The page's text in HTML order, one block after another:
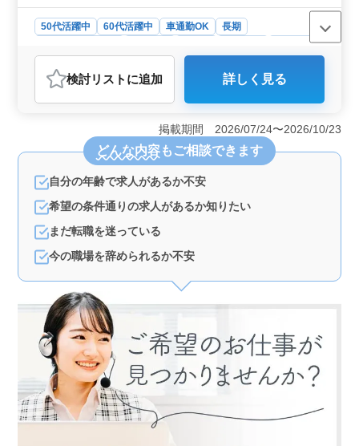
業です。
50代活躍中 60代活躍中 車通勤OK
長期
派遣社員
おすすめポイント
＜経験を活かせる環境＞ この求人では、フォークリフ
トの整備経験があるベテランメカニックを積極的に募集
しています。自動車整備士としての経験があれば年数は
問わず応募できるため、これまでのキャリアを活かして
即戦力として活躍できる環境です。ベテラン世代も多く
活躍中のため、経験豊富な方には特におすすめで
す。 ＜充実した待遇＞ 賞与が年2回、計2.95ヶ月分
支給されるほか、役職手当や資格手当などが充実してい
ます。また、転勤の際には最大30,000円の住宅手当が5年
手当も上限31,600円まで支給される点も魅力です。
整っており、残業も月平均20時間と少なめです。休日も
しっかり確保されており、日曜・祝日だけでなく、第2・
第3土曜日も休めるため、ワークライフバランスを重視し
たい方にも最適な職場です。
検討リスト に追加 詳しく見る
掲載期間 2026/07/24〜2026/10/23
どんな内容もご相談できます
自分の年齢で求人があるか不安
希望の条件通りの求人があるか知りたい
まだ転職を迷っている
今の職場を辞められるか不安